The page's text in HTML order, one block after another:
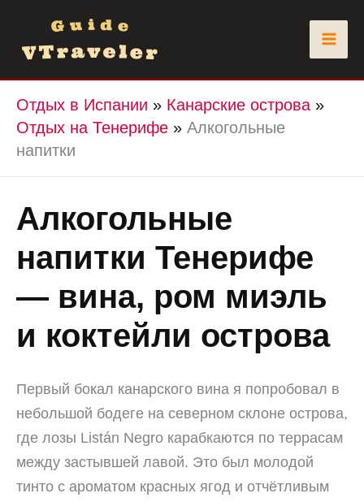
содержимому
Отдых в Испании » Канарские острова »
Отдых на Тенерифе » Алкогольные
напитки
Алкогольные
напитки Тенерифе
— вина, ром миэль
и коктейли острова
Первый бокал канарского вина я попробовал в
небольшой бодеге на северном склоне острова,
где лозы Listán Negro карабкаются по террасам
между застывшей лавой. Это был молодой
тинто с ароматом красных ягод и отчётливым